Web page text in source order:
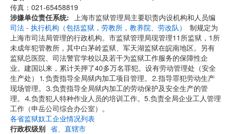
传真：021-65458819
涉嫌单位责任系统
司法 - 执行机构（包括监狱，劳教所，教养院、劳改队）
上海市监狱管理局主要职责内设机构和人员编
制规定为
上海市司法局管理的行政机构。市监狱管理局现管理11所监狱，1所
未成年犯管教所，其中白茅岭监狱、军天湖监狱在皖南地区。另有
监狱总医院、司法警官学校以及若干为监狱工作服务的保障性企
业。建国以来，累计关押了40多万名罪犯。设有劳动管理处（安全
生产处）⒈负责指导全局狱内加工项目管理。⒉指导罪犯劳动生产
现场管理。⒊负责指导全局狱内加工的劳动保护及安全生产的管
理。⒋负责犯人特种作业人员的培训工作。5.负责全局企业工人管理
工作（申岳公司综合办公室）。
各省监狱奴工企业情况列表
行政权级别 省、直辖市